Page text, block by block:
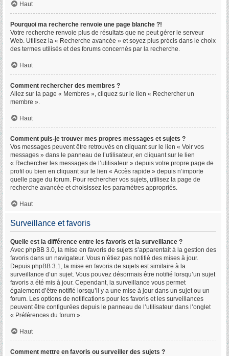
Haut
Pourquoi ma recherche renvoie une page blanche ?!
Votre recherche renvoie plus de résultats que ne peut gérer le serveur
Web. Utilisez la « Recherche avancée » et soyez plus précis dans le choix
des termes utilisés et des forums concernés par la recherche.
Haut
Comment rechercher des membres ?
Allez sur la page « Membres », cliquez sur le lien « Rechercher un
membre ».
Haut
Comment puis-je trouver mes propres messages et sujets ?
Vos messages peuvent être retrouvés en cliquant sur le lien « Voir vos
messages » dans le panneau de l’utilisateur, en cliquant sur le lien
« Rechercher les messages de l’utilisateur » depuis votre propre page de
profil ou bien en cliquant sur le lien « Accès rapide » depuis n’importe
quelle page du forum. Pour rechercher vos sujets, utilisez la page de
recherche avancée et choisissez les paramètres appropriés.
Haut
Surveillance et favoris
Quelle est la différence entre les favoris et la surveillance ?
Avec phpBB 3.0, la mise en favoris de sujets s’apparentait à la gestion des
favoris dans un navigateur. Vous n’étiez pas notifié des mises à jour.
Depuis phpBB 3.1, la mise en favoris de sujets est similaire à la
surveillance d’un sujet. Vous pouvez désormais être notifié lorsqu’un sujet
favoris a été mis à jour. Cependant, la surveillance vous permet
également d’être notifié lorsqu’il y a une mise à jour dans un sujet ou un
forum. Les options de notifications pour les favoris et les surveillances
peuvent être configurées depuis le panneau de l’utilisateur dans l’onglet
« Préférences du forum ».
Haut
Comment mettre en favoris ou surveiller des sujets ?